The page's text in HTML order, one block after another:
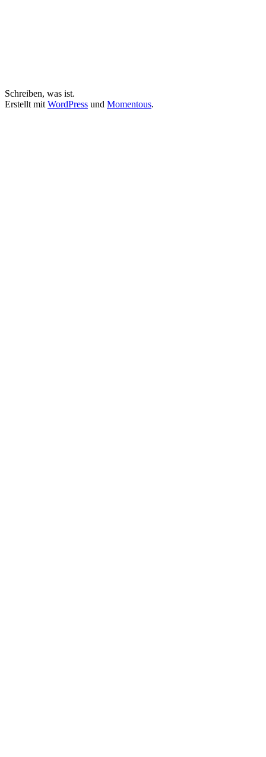
Schreiben, was ist.
Erstellt mit WordPress und Momentous.